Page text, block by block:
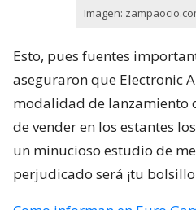
Imagen:
Esto, pues fuentes
aseguraron que Electronic
modalidad de lanzamiento
de vender en los estantes
un minucioso estudio de
perjudicado será ¡tu